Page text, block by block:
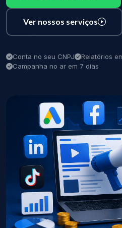
Ver nossos serviços
Conta no seu CNPJ
Relatórios
Campanha no ar em 7 dias